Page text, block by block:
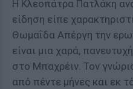
Η Κλεοπάτρα Πατλάκη
είδηση είπε
Θωμαΐδα Απέργη την
είναι μια χαρά,
στο Μπαχρέιν. Τον
από πέντε μήνες και εκ